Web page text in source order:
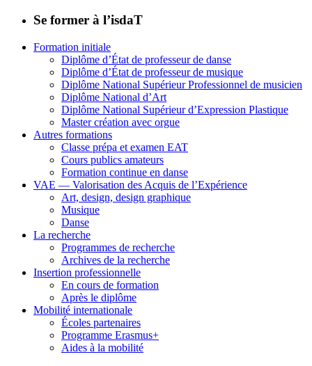
Se former à l’isdaT
Formation initiale
Diplôme d’État de professeur de danse
Diplôme d’État de professeur de musique
Diplôme National Supérieur Professionnel de musicien
Diplôme National d’Art
Diplôme National Supérieur d’Expression Plastique
Master création avec orgue
Autres formations
Classe prépa et examen EAT
Cours publics amateurs
Formation continue en danse
VAE — Valorisation des Acquis de l’Expérience
Art, design, design graphique
Musique
Danse
La recherche
Programmes de recherche
Archives de la recherche
Insertion professionnelle
En cours de formation
Après le diplôme
Mobilité internationale
Écoles partenaires
Programme Erasmus+
Aides à la mobilité